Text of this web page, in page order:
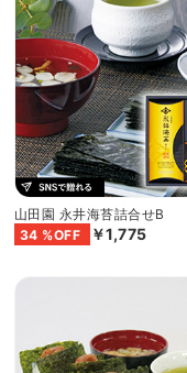
山田園 永井海苔詰合せB
34 %OFF
￥1,775